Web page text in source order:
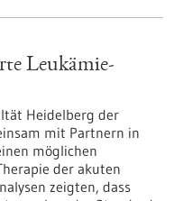
Leukämie-
Heidelberg der
mit Partnern in
möglichen
der akuten
zeigten, dass